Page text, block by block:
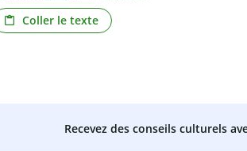
Coller le texte
Recevez des conseils culturels